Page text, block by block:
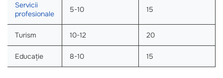
Servicii
profesionale
5-10 15
Turism 10-12 20
Educație 8-10 15